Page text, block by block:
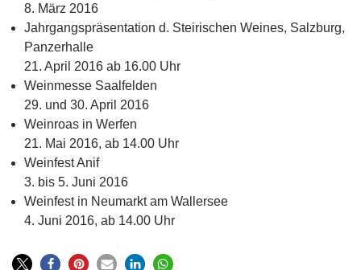
8. März 2016
Jahrgangspräsentation d. Steirischen Weines, Salzburg,
Panzerhalle
21. April 2016 ab 16.00 Uhr
Weinmesse Saalfelden
29. und 30. April 2016
Weinroas in Werfen
21. Mai 2016, ab 14.00 Uhr
Weinfest Anif
3. bis 5. Juni 2016
Weinfest in Neumarkt am Wallersee
4. Juni 2016, ab 14.00 Uhr